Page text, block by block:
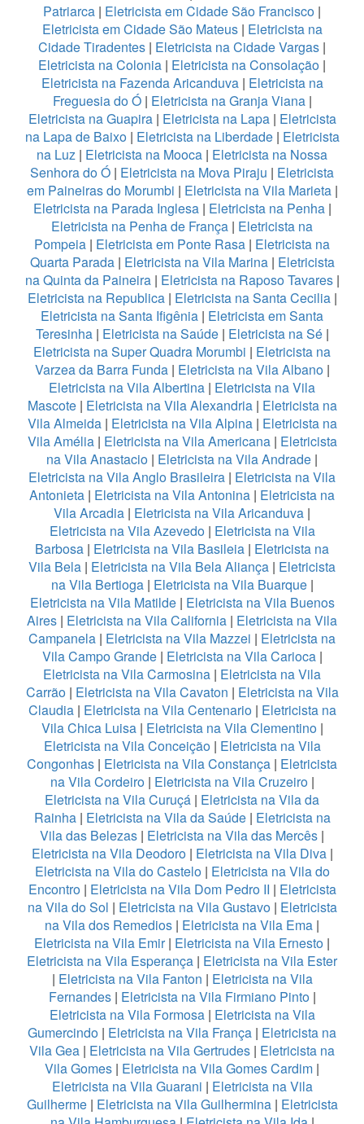
Patriarca | Eletricista em Cidade São Francisco |
Eletricista em Cidade São Mateus| Eletricista na
Cidade Tiradentes | Eletricista na Cidade Vargas |
Eletricista na Colonia | Eletricista na Consolação |
Eletricista na Fazenda Aricanduva| Eletricista na
Freguesia do Ó| Eletricista na Granja Viana|
Eletricista na Guapira| Eletricista na Lapa| Eletricista
na Lapa de Baixo | Eletricista na Liberdade | Eletricista
na Luz | Eletricista na Mooca | Eletricista na Nossa
Senhora do Ó | Eletricista na Mova Piraju | Eletricista
em Paineiras do Morumbi | Eletricista na Vila Marieta|
Eletricista na Parada Inglesa | Eletricista na Penha|
Eletricista na Penha de França | Eletricista na
Pompeia | Eletricista em Ponte Rasa | Eletricista na
Quarta Parada| Eletricista na Vila Marina| Eletricista
na Quinta da Paineira| Eletricista na Raposo Tavares|
Eletricista na Republica| Eletricista na Santa Cecilia|
Eletricista na Santa Ifigênia | Eletricista em Santa
Teresinha| Eletricista na Saúde| Eletricista na Sé|
Eletricista na Super Quadra Morumbi | Eletricista na
Varzea da Barra Funda| Eletricista na Vila Albano|
Eletricista na Vila Albertina | Eletricista na Vila
Mascote| Eletricista na Vila Alexandria| Eletricista na
Vila Almeida | Eletricista na Vila Alpina | Eletricista na
Vila Amélia | Eletricista na Vila Americana| Eletricista
na Vila Anastacio | Eletricista na Vila Andrade |
Eletricista na Vila Anglo Brasileira | Eletricista na Vila
Antonieta | Eletricista na Vila Antonina | Eletricista na
Vila Arcadia | Eletricista na Vila Aricanduva |
Eletricista na Vila Azevedo| Eletricista na Vila
Barbosa | Eletricista na Vila Basileia | Eletricista na
Vila Bela | Eletricista na Vila Bela Aliança | Eletricista
na Vila Bertioga| Eletricista na Vila Buarque|
Eletricista na Vila Matilde| Eletricista na Vila Buenos
Aires | Eletricista na Vila California | Eletricista na Vila
Campanela | Eletricista na Vila Mazzei | Eletricista na
Vila Campo Grande| Eletricista na Vila Carioca|
Eletricista na Vila Carmosina | Eletricista na Vila
Carrão| Eletricista na Vila Cavaton | Eletricista na Vila
Claudia| Eletricista na Vila Centenario| Eletricista na
Vila Chica Luisa | Eletricista na Vila Clementino|
Eletricista na Vila Conceição| Eletricista na Vila
Congonhas | Eletricista na Vila Constança | Eletricista
na Vila Cordeiro| Eletricista na Vila Cruzeiro |
Eletricista na Vila Curuçá | Eletricista na Vila da
Rainha | Eletricista na Vila da Saúde| Eletricista na
Vila das Belezas | Eletricista na Vila das Mercês |
Eletricista na Vila Deodoro| Eletricista na Vila Diva|
Eletricista na Vila do Castelo| Eletricista na Vila do
Encontro| Eletricista na Vila Dom Pedro II | Eletricista
na Vila do Sol | Eletricista na Vila Gustavo| Eletricista
na Vila dos Remedios | Eletricista na Vila Ema |
Eletricista na Vila Emir| Eletricista na Vila Ernesto |
Eletricista na Vila Esperança | Eletricista na Vila Ester
| Eletricista na Vila Fanton | Eletricista na Vila
Fernandes| Eletricista na Vila Firmiano Pinto|
Eletricista na Vila Formosa| Eletricista na Vila
Gumercindo | Eletricista na Vila França | Eletricista na
Vila Gea | Eletricista na Vila Gertrudes | Eletricista na
Vila Gomes | Eletricista na Vila Gomes Cardim |
Eletricista na Vila Guarani | Eletricista na Vila
Guilherme| Eletricista na Vila Guilhermina| Eletricista